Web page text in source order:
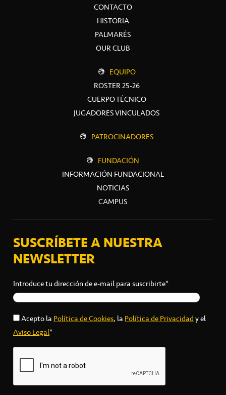
CONTACTO
HISTORIA
PALMARÉS
OUR CLUB
EQUIPO
ROSTER 25-26
CUERPO TÉCNICO
JUGADORES VINCULADOS
PATROCINADORES
FUNDACIÓN
INFORMACIÓN FUNDACIONAL
NOTICIAS
CAMPUS
SUSCRÍBETE A NUESTRA
NEWSLETTER
Introduce tu dirección de e-mail para suscribirte*
Acepto la Política de Cookies, la Política de Privacidady el
Aviso Legal*